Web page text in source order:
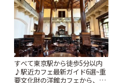
すべて東京駅から徒歩5分以内
♪駅近カフェ最新ガイド6選~重
要文化財の洋館カフェから、改